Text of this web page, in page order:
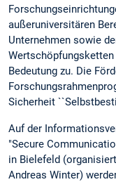
außeruniversitären
Unternehmen sowie
Bedeutung zu. Die
Sicherheit
Auf der
"Secure
in Bielefeld
Andreas Winter)